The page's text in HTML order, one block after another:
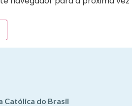
Católica do Brasil